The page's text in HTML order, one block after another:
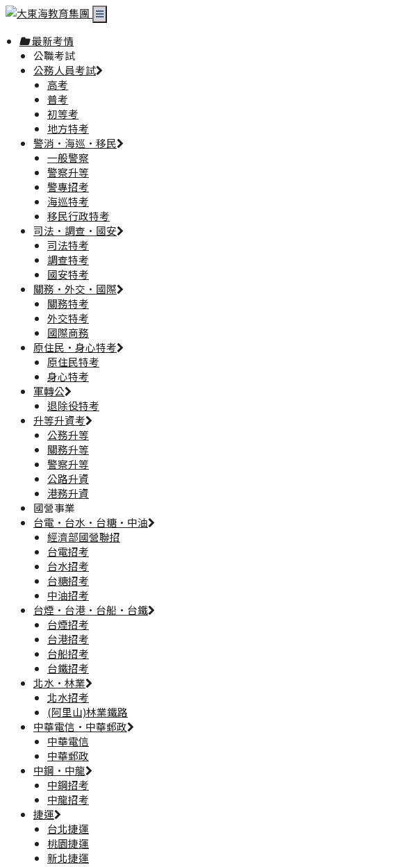
最新考情
公職考試
公務人員考試
高考
普考
初等考
地方特考
警消·海巡·移民
一般警察
警察升等
警專招考
海巡特考
移民行政特考
司法·調查·國安
司法特考
調查特考
國安特考
關務·外交·國際
關務特考
外交特考
國際商務
原住民·身心特考
原住民特考
身心特考
軍轉公
退除役特考
升等升資考
公務升等
關務升等
警察升等
公路升資
港務升資
國營事業
台電·台水·台糖·中油
經濟部國營聯招
台電招考
台水招考
台糖招考
中油招考
台煙·台港·台船·台鐵
台煙招考
台港招考
台船招考
台鐵招考
北水·林業
北水招考
(阿里山)林業鐵路
中華電信·中華郵政
中華電信
中華郵政
中鋼·中龍
中鋼招考
中龍招考
捷運
台北捷運
桃園捷運
新北捷運